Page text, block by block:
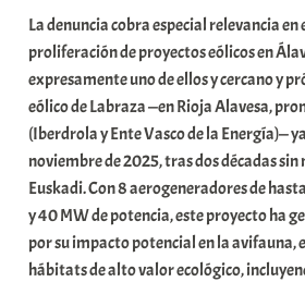
t
a
t
e
a
La denuncia cobra especial relevancia
proliferación de proyectos eólicos en
expresamente uno de ellos y cercano y
eólico de Labraza —en Rioja Alavesa,
(Iberdrola y Ente Vasco de la Energía)—
noviembre de 2025, tras dos décadas sin
Euskadi. Con 8 aerogeneradores de
y 40 MW de potencia, este proyecto ha
por su impacto potencial en la avifauna,
hábitats de alto valor ecológico,